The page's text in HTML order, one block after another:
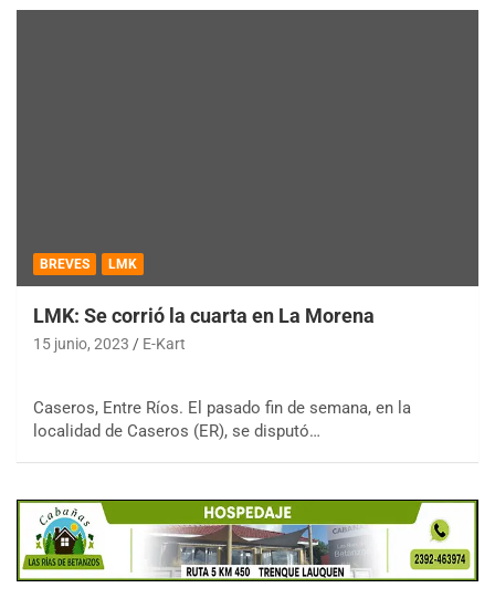
BREVES LMK
LMK: Se corrió la cuarta en La Morena
15 junio, 2023 E-Kart
Caseros, Entre Ríos. El pasado fin de semana, en la
localidad de Caseros (ER), se disputó…